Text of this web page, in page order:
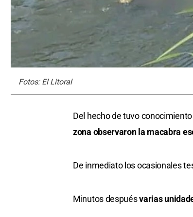
Fotos: El Litoral
Del hecho de tuvo
zona observaron la macabra
De inmediato los ocasionales
Minutos despuésvarias